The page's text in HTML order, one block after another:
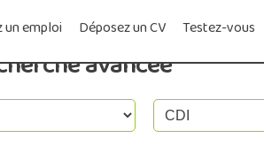
un emploi Déposez un CV Testez-vous
avancée